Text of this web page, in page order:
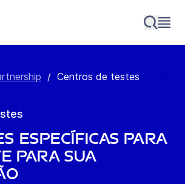
/ Centros de testes
Específicas para
para sua